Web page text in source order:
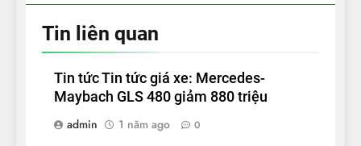
Tin liên quan
Tin tức Tin tức giá xe: Mercedes-
Maybach GLS 480 giảm 880 triệu
admin
1 năm ago 0